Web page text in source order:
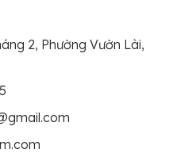
2, Phường Vườn Lài,